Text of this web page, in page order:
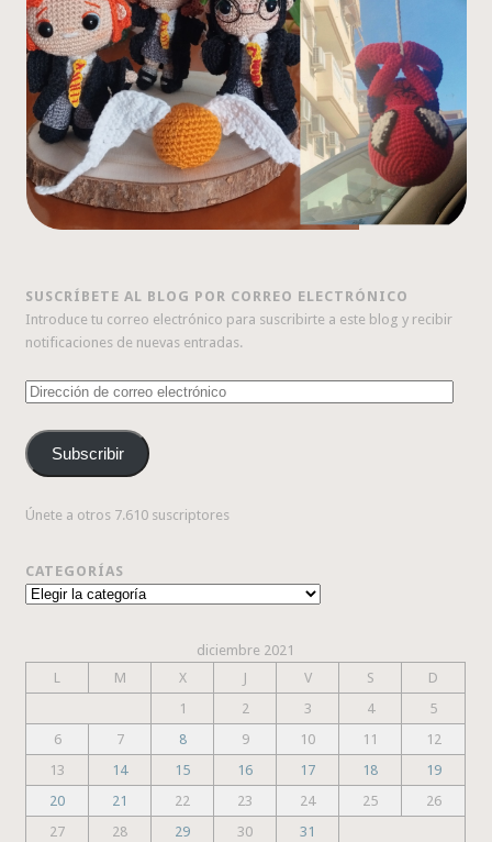
SUSCRÍBETE AL BLOG POR CORREO ELECTRÓNICO
Introduce tu correo electrónico para suscribirte a este blog y recibir
notificaciones de nuevas entradas.
Dirección
correo
electrónico
Subscribir
Únete a otros 7.610 suscriptores
CATEGORÍAS
Categorías
diciembre 2021
L
M X J V S
D
1
2 3 4
5
6
7 8 9 10 11
12
13
14 15 16 17 18
19
20
21 22 23 24 25
26
27
28 29 30 31